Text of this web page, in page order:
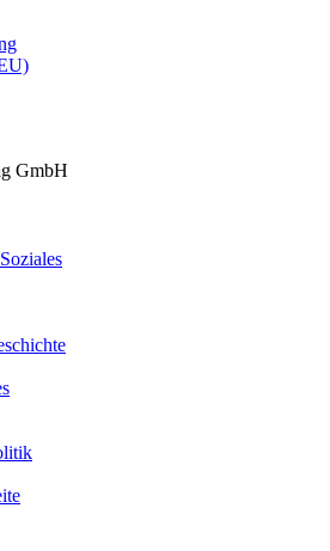
GmbH